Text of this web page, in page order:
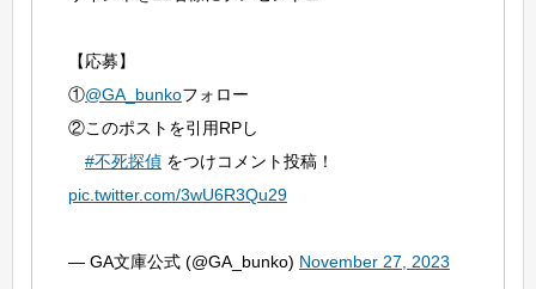
【応募】
①@GA_bunkoフォロー
②このポストを引用RPし
#不死探偵 をつけコメント投稿！
pic.twitter.com/3wU6R3Qu29
— GA文庫公式 (@GA_bunko) November 27, 2023